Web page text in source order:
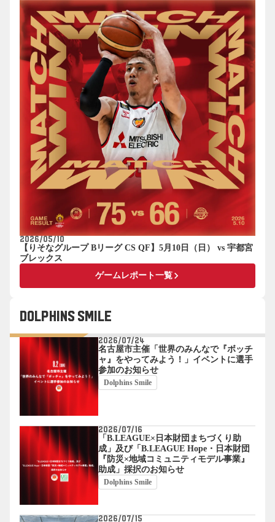
2026/05/10
【りそなグループ Bリーグ CS QF】5月10日（日） vs 宇都宮
ブレックス
ゲームレポート一覧keyboard_arrow_right
Dolphins Smile
2026/07/24
名古屋市主催「世界のみんなで『ボッチ
ャ』をやってみよう！」イベントに選手
参加のお知らせ
Dolphins Smile
2026/07/16
「B.LEAGUE×日本財団まちづくり助
成」及び「B.LEAGUE Hope・日本財団
『防災×地域コミュニティモデル事業』
助成」採択のお知らせ
Dolphins Smile
2026/07/15